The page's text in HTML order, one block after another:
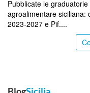
Pubblicate le
agroalimentare siciliana:
2023-2027 e Pif....